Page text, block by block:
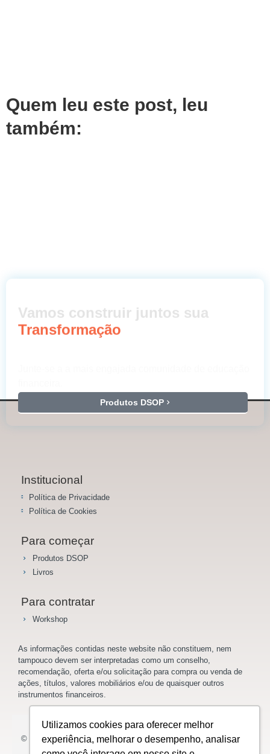
Utilizamos cookies para oferecer melhor
experiência, melhorar o desempenho, analisar
Quem leu este post, leu
também:
Vamos construir juntos sua
Transformação
Produtos DSOP
Institucional
Política de Privacidade
Política de Cookies
Para começar
Produtos DSOP
Livros
Para contratar
Workshop
As informações contidas neste website não constituem, nem
tampouco devem ser interpretadas como um conselho,
recomendação, oferta e/ou solicitação para compra ou venda de
ações, títulos, valores mobiliários e/ou de quaisquer outros
instrumentos financeiros.
© 2023 Saladoinvestidor.com.br Todos os direitos reservados.